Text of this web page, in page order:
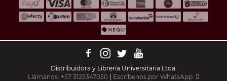
Distribuidora y Librería Universitaria Ltda.
Llámanos: +57 3125347050 | Escríbenos por WhatsApp: